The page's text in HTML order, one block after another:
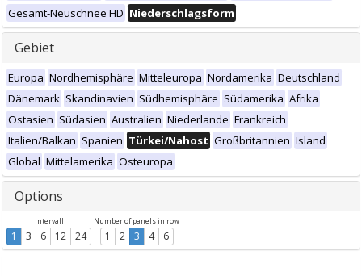
Gesamt-Neuschnee HD Niederschlagsform
Gebiet
Europa Nordhemisphäre Mitteleuropa Nordamerika Deutschland
Dänemark Skandinavien Südhemisphäre Südamerika Afrika
Ostasien Südasien Australien Niederlande Frankreich
Italien/Balkan Spanien Türkei/Nahost Großbritannien Island
Global Mittelamerika Osteuropa
Options
Intervall
1 3 6 12 24
Number of panels in row
1 2 3 4 6